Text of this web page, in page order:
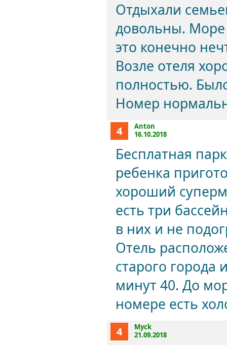
Отдыхали
довольны. Море
это конечно
Возле отеля
полностью.
Номер
4
Anton
16.10.2018
Бесплатная
ребенка
хороший
есть три
в них и не
Отель
старого
минут 40. До
номере есть
4
Myck
21.09.2018